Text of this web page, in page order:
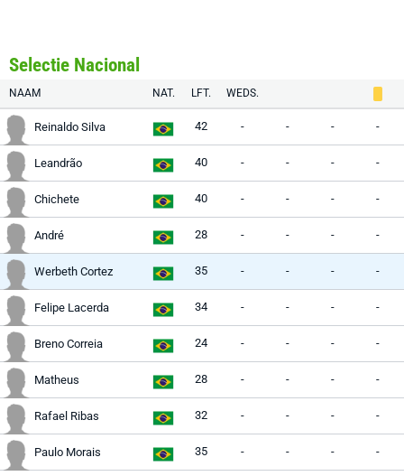
Selectie Nacional
NAAM NAT. LFT. WEDS.
Reinaldo Silva 42 - - - -
Leandrão 40 - - - -
Chichete 40 - - - -
André 28 - - - -
Werbeth Cortez 35 - - - -
Felipe Lacerda 34 - - - -
Breno Correia 24 - - - -
Matheus 28 - - - -
Rafael Ribas 32 - - - -
Paulo Morais 35 - - - -